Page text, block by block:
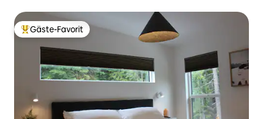
Beliebter Gäste-Favorit.
Gäste-Favorit